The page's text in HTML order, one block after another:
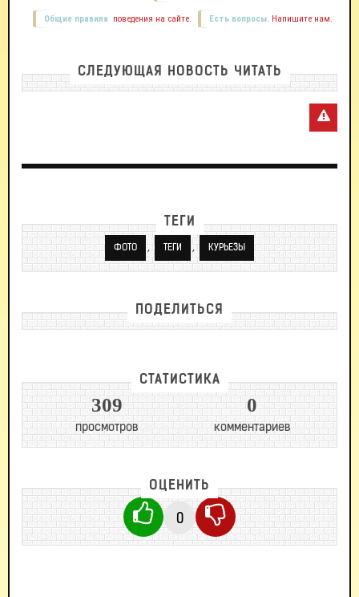
Есть вопросы. Напишите нам.
Общие правила поведения на сайте.
СЛЕДУЮЩАЯ НОВОСТЬ ЧИТАТЬ
ТЕГИ
ФОТО , ТЕГИ , КУРЬЕЗЫ
ПОДЕЛИТЬСЯ
СТАТИСТИКА
309
просмотров
0
комментариев
ОЦЕНИТЬ
0